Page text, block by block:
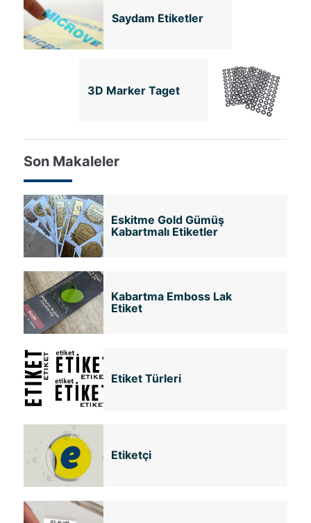
Saydam Etiketler
3D Marker Taget
Son Makaleler
Eskitme Gold Gümüş
Kabartmalı Etiketler
Kabartma Emboss Lak
Etiket
Etiket Türleri
Etiketçi